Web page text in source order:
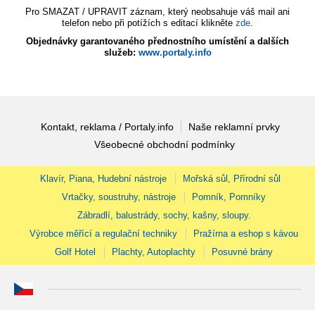
Pro SMAZAT / UPRAVIT záznam, který neobsahuje váš mail ani
telefon nebo při potížích s editací klikněte zde.
Objednávky garantovaného přednostního umístění a dalších
služeb: www.portaly.info
Kontakt, reklama / Portaly.info
Naše reklamní prvky
Všeobecné obchodní podmínky
Klavír, Piana, Hudební nástroje
Mořská sůl, Přírodní sůl
Vrtačky, soustruhy, nástroje
Pomník, Pomníky
Zábradlí, balustrády, sochy, kašny, sloupy.
Výrobce měřící a regulační techniky
Pražírna a eshop s kávou
Golf Hotel
Plachty, Autoplachty Posuvné brány